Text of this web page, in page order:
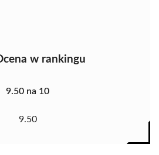
w rankingu
9.50 na 10
9.50